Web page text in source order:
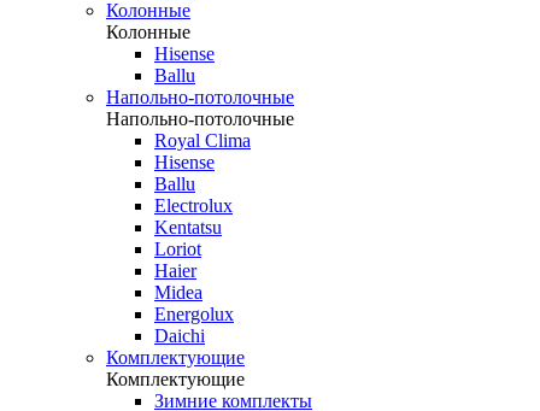
Колонные
Колонные
Hisense
Ballu
Напольно-потолочные
Напольно-потолочные
Royal Clima
Hisense
Ballu
Electrolux
Kentatsu
Loriot
Haier
Midea
Energolux
Daichi
Комплектующие
Комплектующие
Зимние комплекты